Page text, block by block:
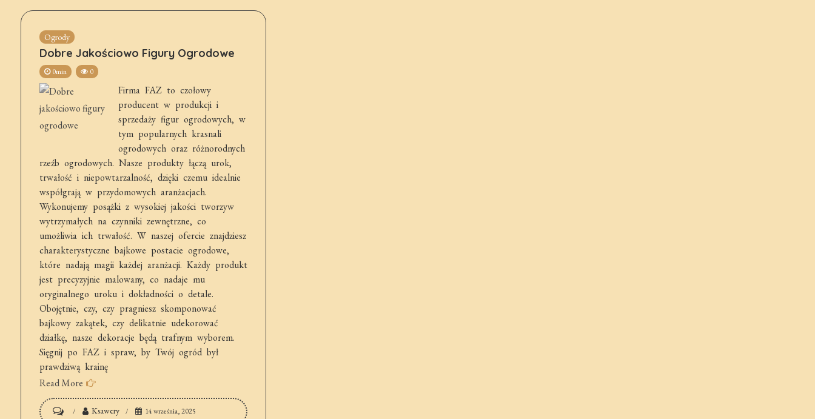
Ogrody
Dobre Jakościowo Figury Ogrodowe
0min 0
Firma FAZ to czołowy
producent w produkcji i
sprzedaży figur ogrodowych, w
tym popularnych krasnali
ogrodowych oraz różnorodnych
rzeźb ogrodowych. Nasze produkty łączą urok,
trwałość i niepowtarzalność, dzięki czemu idealnie
współgrają w przydomowych aranżacjach.
Wykonujemy posążki z wysokiej jakości tworzyw
wytrzymałych na czynniki zewnętrzne, co
umożliwia ich trwałość. W naszej ofercie znajdziesz
charakterystyczne bajkowe postacie ogrodowe,
które nadają magii każdej aranżacji. Każdy produkt
jest precyzyjnie malowany, co nadaje mu
oryginalnego uroku i dokładności o detale.
Obojętnie, czy, czy pragniesz skomponować
bajkowy zakątek, czy delikatnie udekorować
działkę, nasze dekoracje będą trafnym wyborem.
Sięgnij po FAZ i spraw, by Twój ogród był
prawdziwą krainę
Read More
Ksawery 14 września, 2025